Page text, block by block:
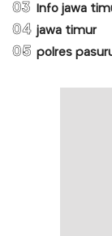
03 Info jawa
04 jawa timur
05 polres